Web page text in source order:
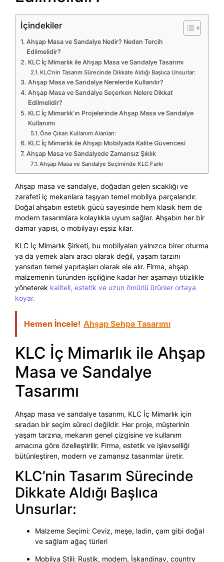
İçindekiler
Ahşap Masa ve Sandalye Nedir? Neden Tercih
Edilmelidir?
KLC İç Mimarlık ile Ahşap Masa ve Sandalye Tasarımı
KLC’nin Tasarım Sürecinde Dikkate Aldığı Başlıca Unsurlar:
Ahşap Masa ve Sandalye Nerelerde Kullanılır?
Ahşap Masa ve Sandalye Seçerken Nelere Dikkat
Edilmelidir?
KLC İç Mimarlık’ın Projelerinde Ahşap Masa ve Sandalye
Kullanımı
Öne Çıkan Kullanım Alanları:
KLC İç Mimarlık ile Ahşap Mobilyada Kalite Güvencesi
Ahşap Masa ve Sandalyede Zamansız Şıklık
Ahşap Masa ve Sandalye Seçiminde KLC Farkı
Ahşap masa ve sandalye, doğadan gelen sıcaklığı ve
zarafeti iç mekanlara taşıyan temel mobilya parçalarıdır.
Doğal ahşabın estetik gücü sayesinde hem klasik hem de
modern tasarımlara kolaylıkla uyum sağlar. Ahşabın her bir
damar yapısı, o mobilyayı eşsiz kılar.
KLC İç Mimarlık Şirketi, bu mobilyaları yalnızca birer oturma
ya da yemek alanı aracı olarak değil, yaşam tarzını
yansıtan temel yapıtaşları olarak ele alır. Firma, ahşap
malzemenin türünden işçiliğine kadar her aşamayı titizlikle
yöneterek kaliteli, estetik ve uzun ömürlü ürünler ortaya
koyar.
Hemen İncele! Ahşap Sehpa Tasarımı
KLC İç Mimarlık ile Ahşap
Masa ve Sandalye
Tasarımı
Ahşap masa ve sandalye tasarımı, KLC İç Mimarlık için
sıradan bir seçim süreci değildir. Her proje, müşterinin
yaşam tarzına, mekanın genel çizgisine ve kullanım
amacına göre özelleştirilir. Firma, estetik ve işlevselliği
bütünleştiren, modern ve zamansız tasarımlar üretir.
KLC’nin Tasarım Sürecinde
Dikkate Aldığı Başlıca
Unsurlar:
Malzeme Seçimi: Ceviz, meşe, ladin, çam gibi doğal
ve sağlam ağaç türleri
Mobilya Stili: Rustik, modern, İskandinav, country